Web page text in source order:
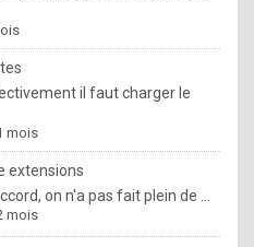
n
o
w
h
o
w
o
il faut charger le
mois
extensions
on n'a pas fait plein de ...
mois